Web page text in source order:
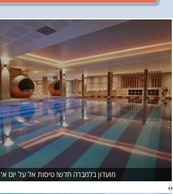
‹
›
מועדון בלמברה חדש! טיסות אל על יום א'
‹
›